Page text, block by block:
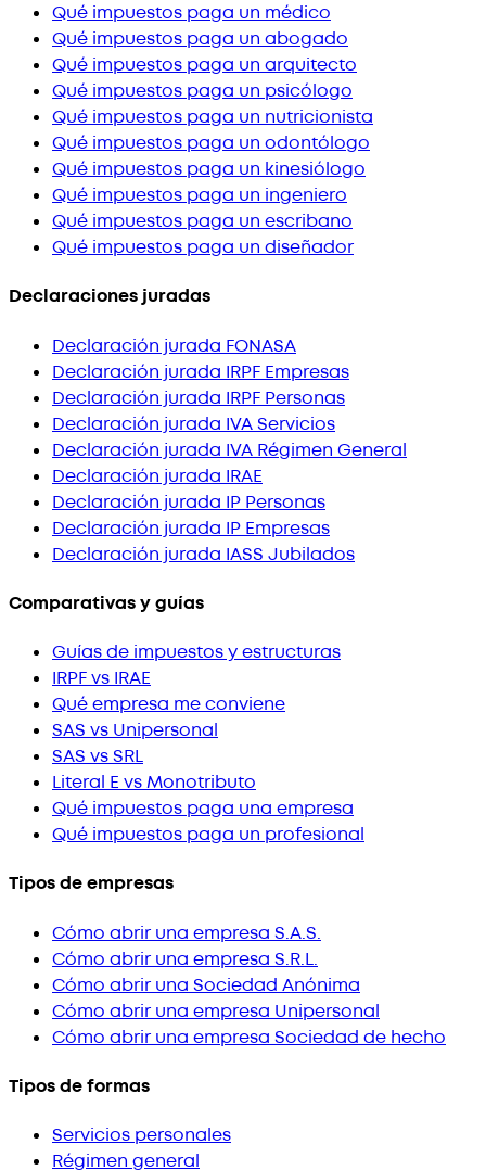
Qué impuestos paga un médico
Qué impuestos paga un abogado
Qué impuestos paga un arquitecto
Qué impuestos paga un psicólogo
Qué impuestos paga un nutricionista
Qué impuestos paga un odontólogo
Qué impuestos paga un kinesiólogo
Qué impuestos paga un ingeniero
Qué impuestos paga un escribano
Qué impuestos paga un diseñador
Declaraciones juradas
Declaración jurada FONASA
Declaración jurada IRPF Empresas
Declaración jurada IRPF Personas
Declaración jurada IVA Servicios
Declaración jurada IVA Régimen General
Declaración jurada IRAE
Declaración jurada IP Personas
Declaración jurada IP Empresas
Declaración jurada IASS Jubilados
Comparativas y guías
Guías de impuestos y estructuras
IRPF vs IRAE
Qué empresa me conviene
SAS vs Unipersonal
SAS vs SRL
Literal E vs Monotributo
Qué impuestos paga una empresa
Qué impuestos paga un profesional
Tipos de empresas
Cómo abrir una empresa S.A.S.
Cómo abrir una empresa S.R.L.
Cómo abrir una Sociedad Anónima
Cómo abrir una empresa Unipersonal
Cómo abrir una empresa Sociedad de hecho
Tipos de formas
Servicios personales
Régimen general